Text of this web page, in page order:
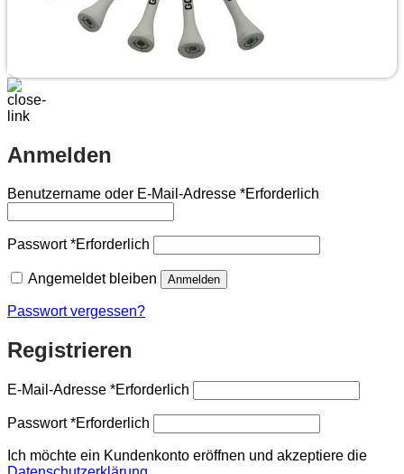
Anmelden
Benutzername oder E-Mail-Adresse *Erforderlich
Passwort*Erforderlich
Angemeldet bleiben Anmelden
Passwort vergessen?
Registrieren
E-Mail-Adresse *Erforderlich
Passwort*Erforderlich
Ich möchte ein Kundenkonto eröffnen und akzeptiere die